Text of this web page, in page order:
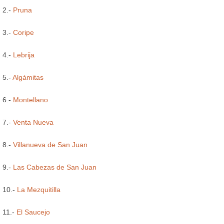
2.- Pruna
3.- Coripe
4.- Lebrija
5.- Algámitas
6.- Montellano
7.- Venta Nueva
8.- Villanueva de San Juan
9.- Las Cabezas de San Juan
10.- La Mezquitilla
11.- El Saucejo